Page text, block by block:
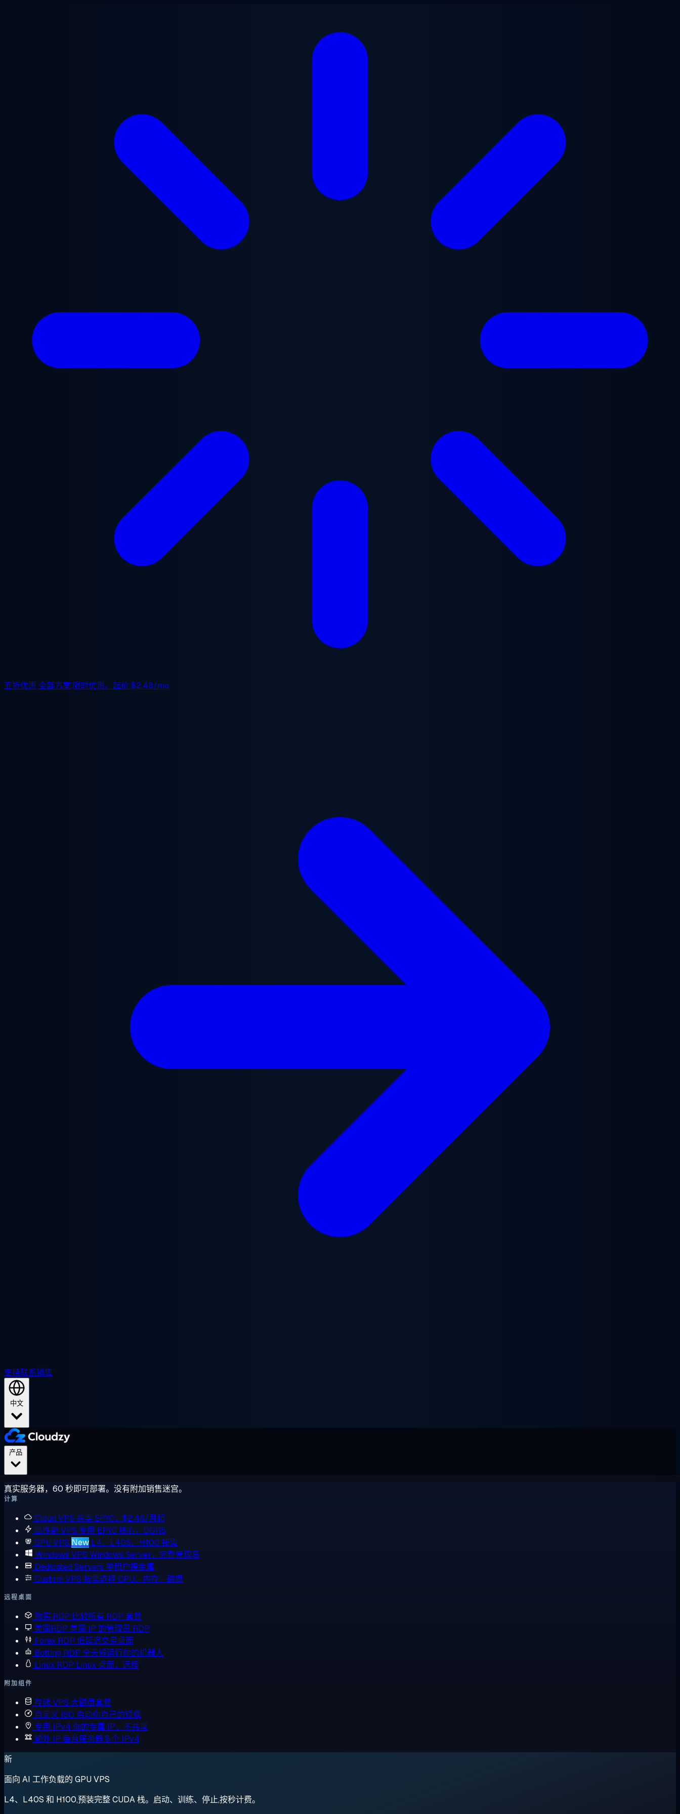
五折优惠 全部方案,限时优惠。起价$2.48/mo
支持联系销售
中文
真实服务器，60 秒即可部署。没有附加销售迷宫。
计算
Cloud VPS 共享 EPYC，$2.48/月起
高性能 VPS 专用 EPYC 核心，DDR5
GPU VPS New L4、L40S、H100 按需
Windows VPS Windows Server，完整管理员
Dedicated Servers 单租户裸金属
Custom VPS 按需选择 CPU、内存、磁盘
远程桌面
购买 RDP 比较所有 RDP 套餐
美国RDP 美国 IP 的管理员 RDP
Forex RDP 低延迟交易桌面
Botting RDP 全天候运行你的机器人
Linux RDP Linux 桌面，远程
附加组件
存储 VPS 大磁盘套餐
自定义 ISO 启动你自己的镜像
专用 IPv4 你的专属 IP，不共享
额外 IP 每台服务器多个 IPv4
新
面向 AI 工作负载的 GPU VPS
L4、L40S 和 H100,预装完整 CUDA 栈。启动、训练、停止,按秒计费。